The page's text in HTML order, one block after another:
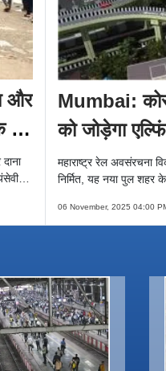
और
घेरे
Mumbai:
को जोड़ेगा
महाराष्ट्र रेल अवसंरचना
निर्मित, यह नया पुल शहर
06 November, 2025 04:00